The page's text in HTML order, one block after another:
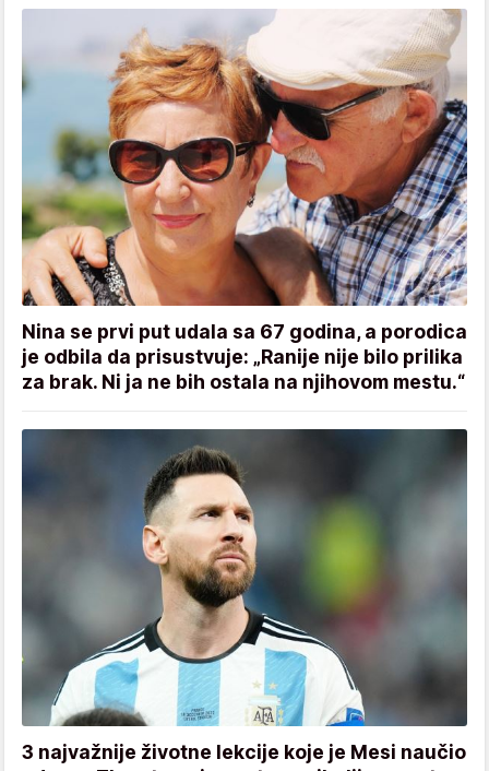
Nina se prvi put udala sa 67 godina, a porodica
je odbila da prisustvuje: „Ranije nije bilo prilika
za brak. Ni ja ne bih ostala na njihovom mestu.“
3 najvažnije životne lekcije koje je Mesi naučio